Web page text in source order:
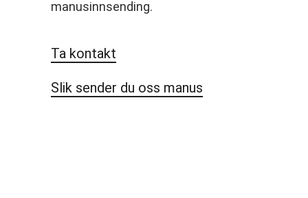
manusinnsending.
Ta kontakt
Slik sender du oss manus